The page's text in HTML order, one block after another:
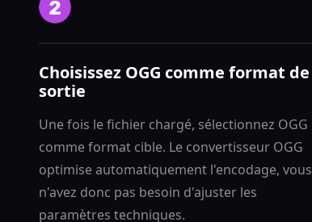
Choisissez OGG comme format de
sortie
Une fois le fichier chargé, sélectionnez OGG
comme format cible. Le convertisseur OGG
optimise automatiquement l'encodage, vous
n'avez donc pas besoin d'ajuster les
paramètres techniques.